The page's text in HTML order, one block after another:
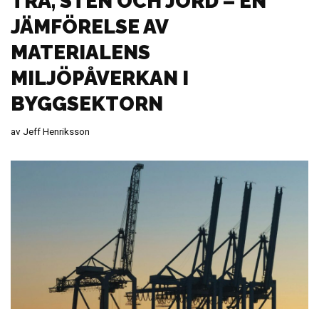
JÄMFÖRELSE AV
MATERIALENS
MILJÖPÅVERKAN I
BYGGSEKTORN
avJeff Henriksson